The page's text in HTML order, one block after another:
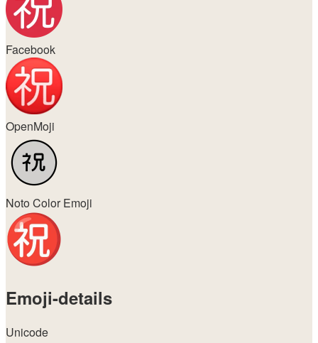
Facebook
OpenMoji
Noto Color Emoji
Emoji-details
Unicode